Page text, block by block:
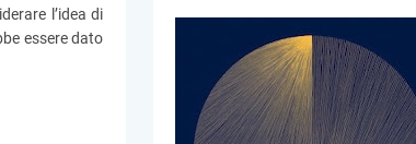
l’idea di
essere dato